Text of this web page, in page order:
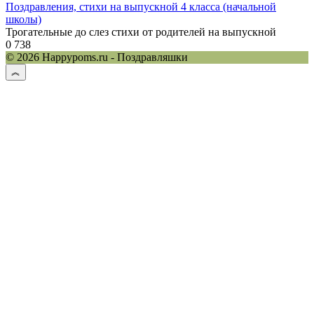
Поздравления, стихи на выпускной 4 класса (начальной
школы)
Трогательные до слез стихи от родителей на выпускной
0 738
© 2026 Happypoms.ru - Поздравляшки